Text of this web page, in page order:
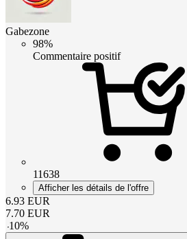
Gabezone
98%
Commentaire positif
11638
Afficher les détails de l'offre
6.93 EUR
7.70 EUR
-10%